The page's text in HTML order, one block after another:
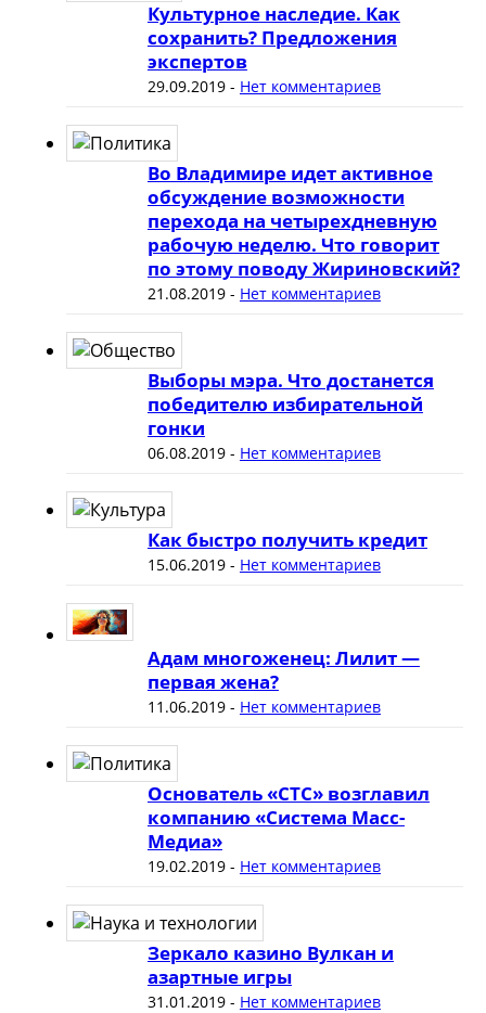
Культурное наследие. Как
сохранить? Предложения
экспертов
29.09.2019- Нет комментариев
Во Владимире идет активное
обсуждение возможности
перехода на четырехдневную
рабочую неделю. Что говорит
по этому поводу Жириновский?
21.08.2019- Нет комментариев
Выборы мэра. Что достанется
победителю избирательной
гонки
06.08.2019- Нет комментариев
Как быстро получить кредит
15.06.2019- Нет комментариев
Адам многоженец: Лилит —
первая жена?
11.06.2019- Нет комментариев
Основатель «СТС» возглавил
компанию «Система Масс-
Медиа»
19.02.2019- Нет комментариев
Зеркало казино Вулкан и
азартные игры
31.01.2019- Нет комментариев